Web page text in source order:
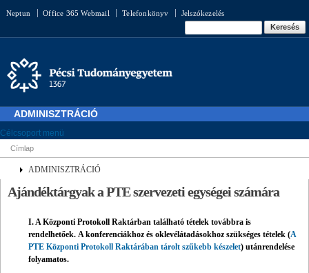
Neptun Office 365 Webmail Telefonkönyv Jelszókezelés
Keresés
ADMINISZTRÁCIÓ
Célcsoport menü
Jelenlegi hely
Címlap
ADMINISZTRÁCIÓ
Ajándéktárgyak a PTE szervezeti egységei számára
I. A Központi Protokoll Raktárban található tételek továbbra is
rendelhetőek. A konferenciákhoz és oklevélátadásokhoz szükséges tételek (A
PTE Központi Protokoll Raktárában tárolt szűkebb készelet) utánrendelése
folyamatos.